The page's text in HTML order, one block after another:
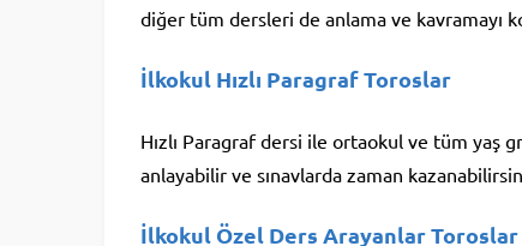
diğer tüm dersleri de anlama ve kavramayı
İlkokul Hızlı Paragraf Toroslar
Hızlı Paragraf dersi ile ortaokul ve tüm yaş
anlayabilir ve sınavlarda zaman
İlkokul Özel Ders Arayanlar Toroslar